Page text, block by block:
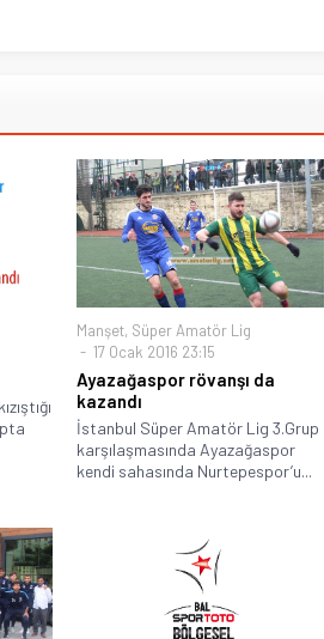
Manşet, Süper Amatör Lig
17 Ocak 2016 23:15
Ayazağaspor rövanşı da
kazandı
İstanbul Süper Amatör Lig 3.Grup
karşılaşmasında Ayazağaspor
kendi sahasında Nurtepespor’u...